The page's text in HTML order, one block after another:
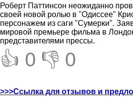
Роберт Паттинсон неожиданно
своей новой ролью в "Одиссее"
персонажем из саги "Сумерки".
мировой премьере фильма в
представителями прессы.
👍 0 👎 0
>>>Ссылка для отзывов и